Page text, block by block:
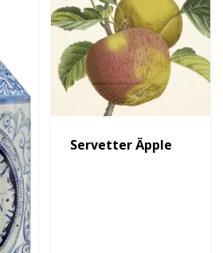
Servetter Äpple